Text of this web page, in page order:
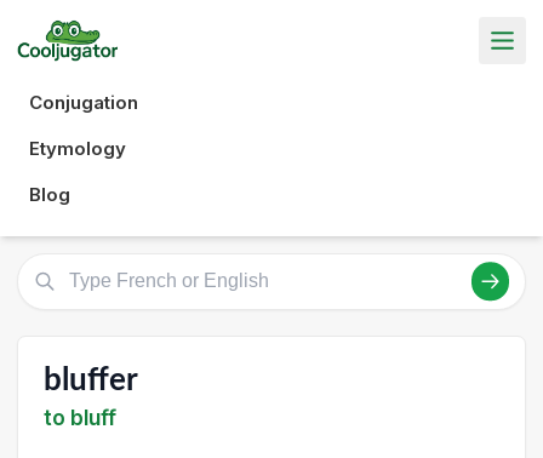
Conjugation
Etymology
Blog
bluffer
to bluff